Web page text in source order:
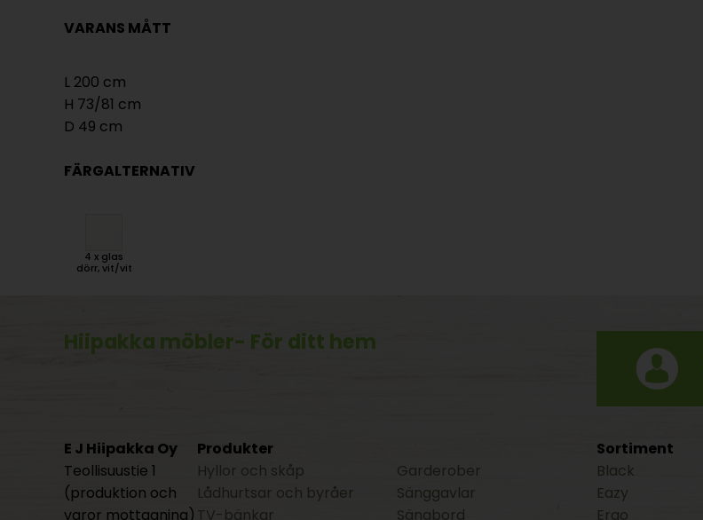
VARANS MÅTT
L 200 cm
H 73/81 cm
D 49 cm
FÄRGALTERNATIV
4 x glas
dörr, vit/vit
Hiipakka möbler- För ditt hem
E J Hiipakka Oy
Teollisuustie 1
(produktion och
varor mottagning)
Produkter
Hyllor och skåp
Lådhurtsar och byråer
TV-bänkar
Garderober
Sänggavlar
Sängbord
Sortiment
Black
Eazy
Ergo